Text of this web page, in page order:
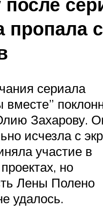
пропала с
сериала
вместе”
Захарову.
исчезла с
участие в
но
Лены Полено
удалось.